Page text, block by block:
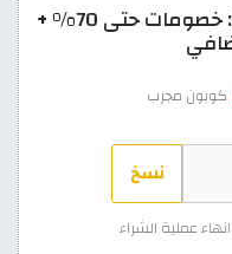
أحدث تخفيضات كروكس 2026: خصومات حتى 70% +
كوبون مجرب
نسخ
عملية الشراء